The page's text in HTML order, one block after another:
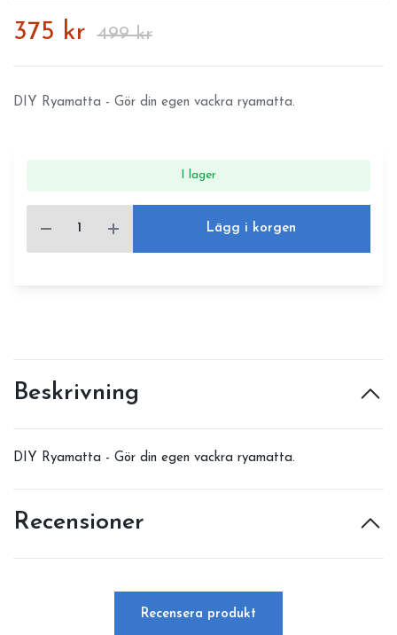
375 kr 499 kr
DIY Ryamatta - Gör din egen vackra ryamatta.
I lager
Lägg i korgen
Beskrivning
DIY Ryamatta - Gör din egen vackra ryamatta.
Recensioner
Recensera produkt